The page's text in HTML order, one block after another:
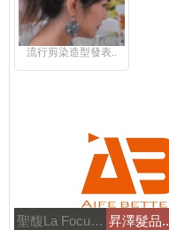
流行剪染造型發表..
聖馥La Focus.. 昇澤髮品..